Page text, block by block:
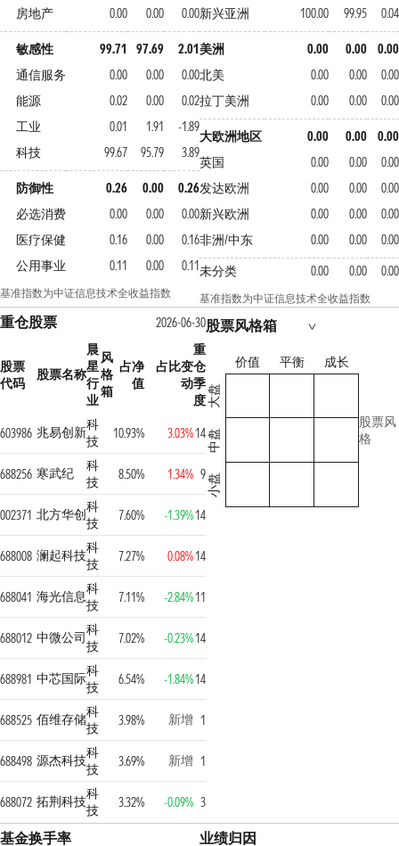
房地产 0.00 0.00 0.00
敏感性 99.71 97.69
2.01
通信服务
0.00 0.00
0.00
能源
0.02 0.00
0.02
工业
0.01 1.91
-1.89
科技
99.67 95.79 3.89
防御性 0.26 0.00
0.26
必选消费
0.00 0.00
0.00
医疗保健
0.16 0.00
0.16
公用事业
0.11 0.00 0.11
基准指数为中证信息技术全收益指数
新兴亚洲 100.00 99.95 0.04
美洲 0.00 0.00
0.00
北美
0.00 0.00
0.00
拉丁美洲
0.00 0.00 0.00
大欧洲地区 0.00 0.00
0.00
英国
0.00 0.00
0.00
发达欧洲
0.00 0.00
0.00
新兴欧洲
0.00 0.00
0.00
非洲/中东
0.00 0.00
0.00
未分类
0.00 0.00 0.00
基准指数为中证信息技术全收益指数
重仓股票 2026-06-30
股票
代码
股票名称
晨
星
行
业
风
格
箱
占净
值
占比变
动
重
仓
季
度
603986 兆易创新科
技
10.93% 3.03%14
688256 寒武纪
科
技
8.50% 1.34% 9
002371 北方华创科
技
7.60% -1.39%14
688008 澜起科技科
技
7.27% 0.08%14
688041 海光信息科
技
7.11% -2.84%11
688012 中微公司科
技
7.02% -0.23%14
688981 中芯国际科
技
6.54% -1.84%14
688525 佰维存储科
技
3.98% 新增 1
688498 源杰科技科
技
3.69% 新增 1
688072 拓荆科技科
技
3.32% -0.09% 3
股票风格箱
价值 平衡 成长
大盘
中盘
小盘
股票风
格
基金换手率 业绩归因